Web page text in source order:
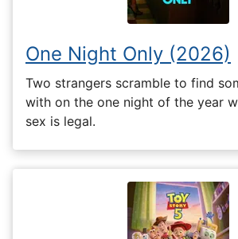
One Night Only (2026)
Two strangers scramble to find
with on the one night of the year
sex is legal.